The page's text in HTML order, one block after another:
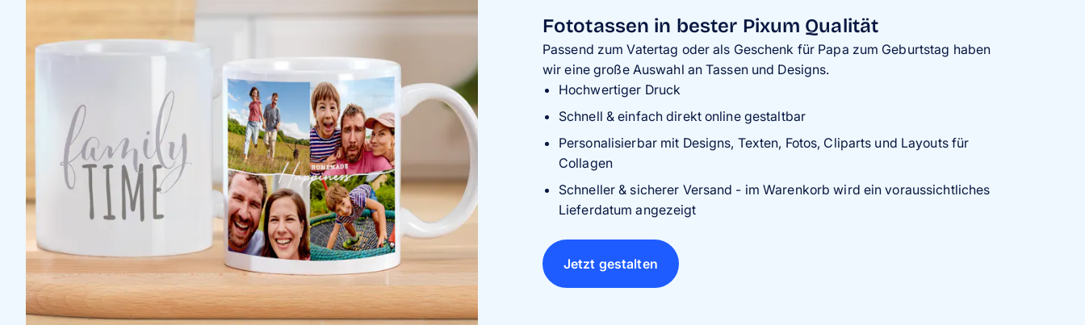
Fototassen in bester Pixum Qualität
Passend zum Vatertag oder als Geschenk für Papa zum Geburtstag haben
wir eine große Auswahl an Tassen und Designs.
Hochwertiger Druck
Schnell & einfach direkt online gestaltbar
Personalisierbar mit Designs, Texten, Fotos, Cliparts und Layouts für
Collagen
Schneller & sicherer Versand - im Warenkorb wird ein voraussichtliches
Lieferdatum angezeigt
Jetzt gestalten